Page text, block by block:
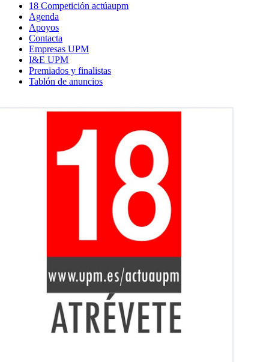
navegación
18 Competición actúaupm
Agenda
Apoyos
Contacta
Empresas UPM
I&E UPM
Premiados y finalistas
Tablón de anuncios